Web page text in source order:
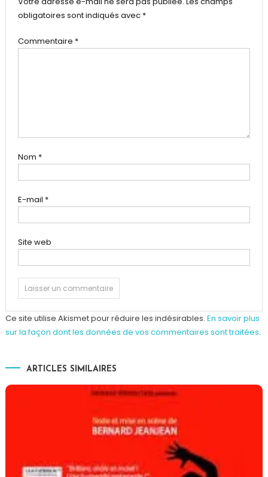
pourobligatoires sont indiqués avec *
Commentaire *
Nom *
E-mail *
Site web
Ce site utilise Akismet pour réduire les indésirables. En savoir plus
sur la façon dont les données de vos commentaires sont traitées.
ARTICLES SIMILAIRES